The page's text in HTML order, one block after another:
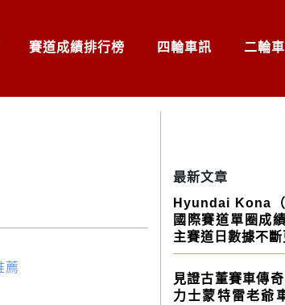
賽道成績排行榜 四輪車訊
二輪
最新文章
Hyundai Kona
國際賽道單圈成
主賽道日數據不斷
見證古董賽車傳
力士蒙特雷老爺